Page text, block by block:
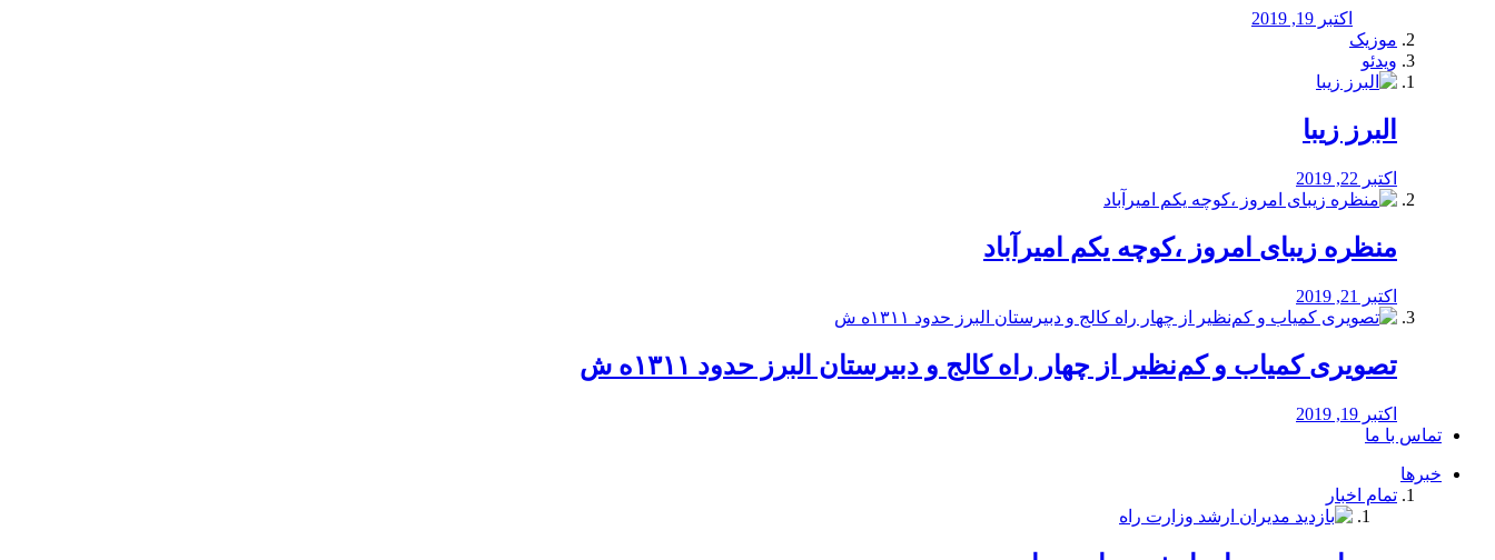
اکتبر 19, 2019
موزیک
ویدئو
البرز زیبا
اکتبر 22, 2019
منظره‌‌ زیبای امروز ،کوچه یکم امیرآباد
اکتبر 21, 2019
️تصویری کمیاب و کم‌نظیر از چهار راه كالج و دبيرستان البرز حدود ۱۳۱۱ه ش
اکتبر 19, 2019
تماس با ما
خبرها
تمام اخبار